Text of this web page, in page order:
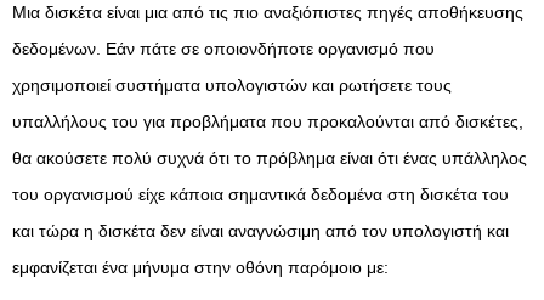
Μια δισκέτα είναι μια από τις πιο αναξιόπιστες πηγές αποθήκευσης
δεδομένων. Εάν πάτε σε οποιονδήποτε οργανισμό που
χρησιμοποιεί συστήματα υπολογιστών και ρωτήσετε τους
υπαλλήλους του για προβλήματα που προκαλούνται από δισκέτες,
θα ακούσετε πολύ συχνά ότι το πρόβλημα είναι ότι ένας υπάλληλος
του οργανισμού είχε κάποια σημαντικά δεδομένα στη δισκέτα του
και τώρα η δισκέτα δεν είναι αναγνώσιμη από τον υπολογιστή και
εμφανίζεται ένα μήνυμα στην οθόνη παρόμοιο με: